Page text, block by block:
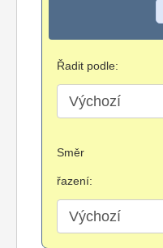
Řadit podle:
Směr
řazení: